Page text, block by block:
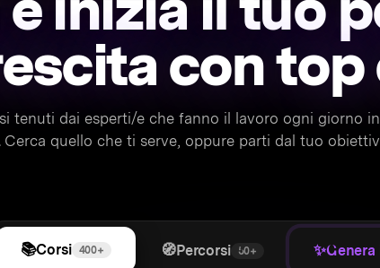
con
tenuti dai esperti/e che fanno il lavoro ogni giorno in
Cerca quello che ti serve, oppure parti dal tuo
📚Corsi 400+ 🧭Percorsi 50+ ✨